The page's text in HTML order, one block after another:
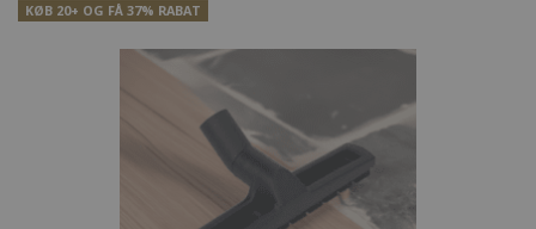
KØB 20+ OG FÅ 37% RABAT